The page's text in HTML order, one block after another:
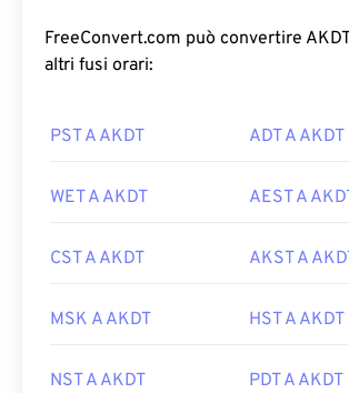
FreeConvert.com può convertire
altri fusi orari:
PST A AKDT ADT A AKDT
WET A AKDT AEST A
CST A AKDT AKST A
MSK A AKDT HST A AKDT
NST A AKDT PDT A AKDT